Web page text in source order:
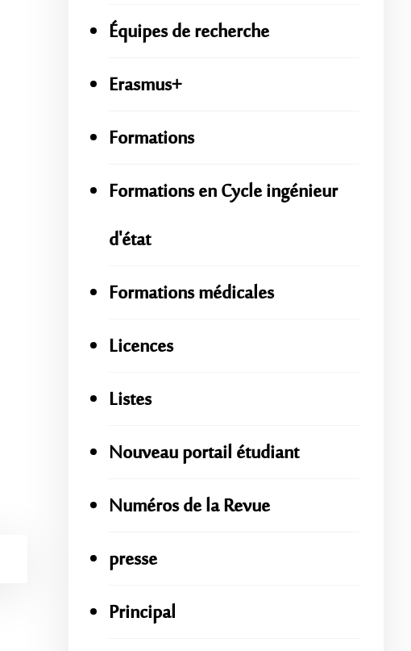
Équipes de recherche
Erasmus+
Formations
Formations en Cycle ingénieur
d'état
Formations médicales
Licences
Listes
Nouveau portail étudiant
Numéros de la Revue
presse
Principal